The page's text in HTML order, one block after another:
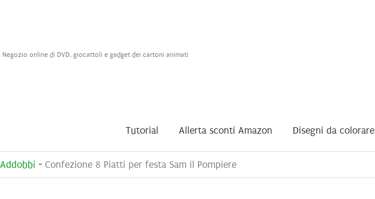
Negozio online di DVD, giocattoli e gadget dei cartoni animati
Tutorial Allerta sconti Amazon Disegni da colorare
- Confezione 8 Piatti per festa Sam il Pompiere